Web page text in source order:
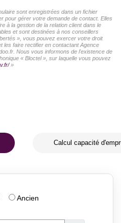
sont enregistrées dans un fichier
pour gérer votre demande de contact. Elles
à la gestion de la relation client dans le
et sont destinées à nos conseillers
», vous pouvez exercer votre droit
les faire rectifier en contactant Agence
Nous vous informons de l'existence de
« Bloctel », sur laquelle vous pouvez
»
Calcul capacité